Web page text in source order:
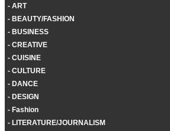
ART
BEAUTY/FASHION
BUSINESS
CREATIVE
CUISINE
CULTURE
DANCE
DESIGN
Fashion
LITERATURE/JOURNALISM